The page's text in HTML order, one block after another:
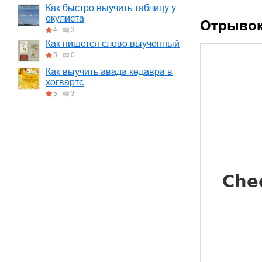
Как быстро выучить таблицу у
окулиста
4 3
Как пишется слово выученный
5 0
Как выучить авада кедавра в
хогвартс
5 3